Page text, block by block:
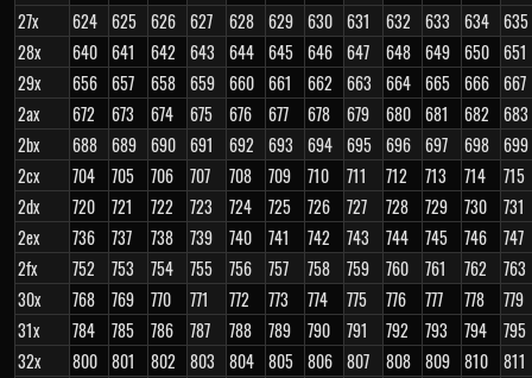
27x
624 625 626 627 628 629 630 631 632 633 634 635
28x
640 641 642 643 644 645 646 647 648 649 650 651
29x
656 657 658 659 660 661 662 663 664 665 666 667
2ax
672 673 674 675 676 677 678 679 680 681 682 683
2bx
688 689 690 691 692 693 694 695 696 697 698 699
2cx
704 705 706 707 708 709 710 711 712 713 714
715
2dx
720 721 722 723 724 725 726 727 728 729 730
731
2ex
736 737 738 739 740 741 742 743 744 745 746
747
2fx
752 753 754 755 756 757 758 759 760 761 762
763
30x
768 769 770 771 772 773 774 775 776 777 778
779
31x
784 785 786 787 788 789 790 791 792 793 794
795
32x
800 801 802 803 804 805 806 807 808 809 810
811